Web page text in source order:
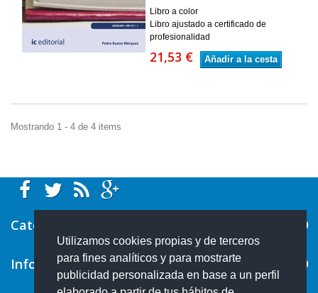
Utilizamos cookies propias y de terceros
para fines analíticos y para mostrarte
publicidad personalizada en base a un perfil
Libro a color
Libro ajustado a certificado de
profesionalidad
21,53 € Añadir a la cesta
Mostrando 1 - 4 de 4 items
Categorías
Información